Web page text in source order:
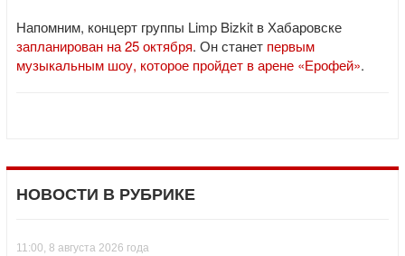
Напомним, концерт группы Limp Bizkit в Хабаровске
запланирован на 25 октября. Он станет первым
музыкальным шоу, которое пройдет в арене «Ерофей».
НОВОСТИ В РУБРИКЕ
11:00, 8 августа 2026 года